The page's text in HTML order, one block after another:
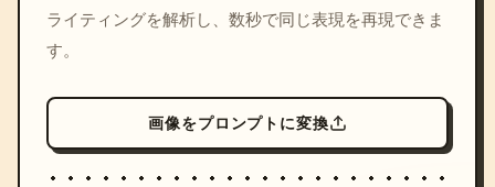
ライティングを解析し、数秒で同じ表現を再現できま
す。
画像をプロンプトに変換